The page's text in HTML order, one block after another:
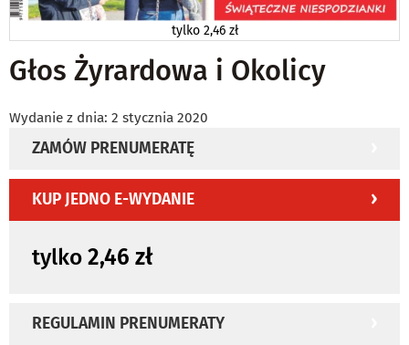
tylko2,46 zł
Głos Żyrardowa i Okolicy
Wydanie z dnia: 2 stycznia 2020
ZAMÓW PRENUMERATĘ
KUP JEDNO E-WYDANIE
tylko 2,46 zł
REGULAMIN PRENUMERATY